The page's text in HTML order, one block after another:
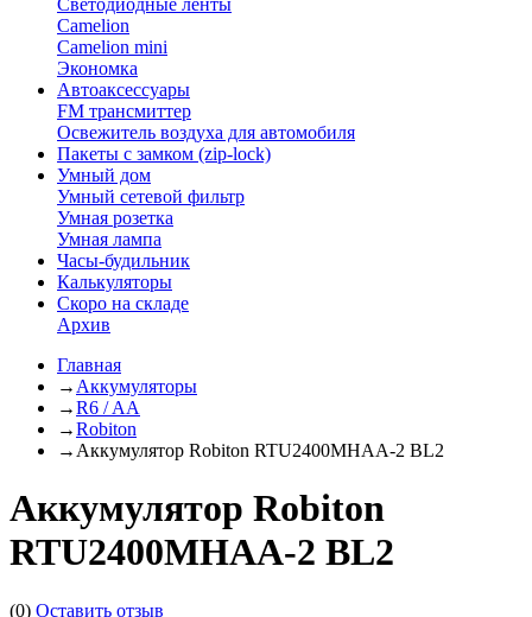
Светодиодные ленты
Camelion
Camelion mini
Экономка
Автоаксессуары
FM трансмиттер
Освежитель воздуха для автомобиля
Пакеты с замком (zip-lock)
Умный дом
Умный сетевой фильтр
Умная розетка
Умная лампа
Часы-будильник
Калькуляторы
Скоро на складе
Архив
Главная
→ Аккумуляторы
→R6 / AA
→Robiton
→ Аккумулятор Robiton RTU2400MHAA-2 BL2
Аккумулятор Robiton
RTU2400MHAA-2 BL2
(0) Оставить отзыв